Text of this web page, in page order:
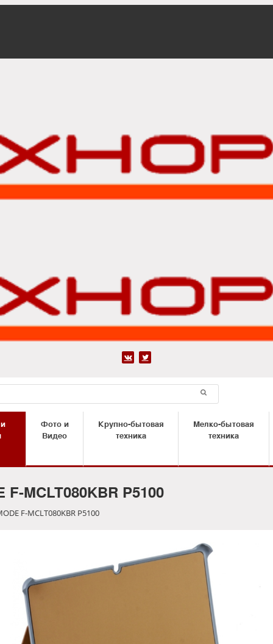
 
Фото и
Видео
Крупно-бытовая
техника
Мелко-бытовая
техника
MCLT080KBR P5100
F-MCLT080KBR P5100